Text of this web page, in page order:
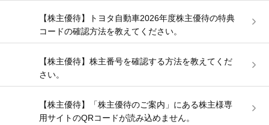
【株主優待】トヨタ自動車2026年度株主優待の特典
コードの確認方法を教えてください。
【株主優待】株主番号を確認する方法を教えてくだ
さい。
【株主優待】「株主優待のご案内」にある株主様専
用サイトのQRコードが読み込めません。